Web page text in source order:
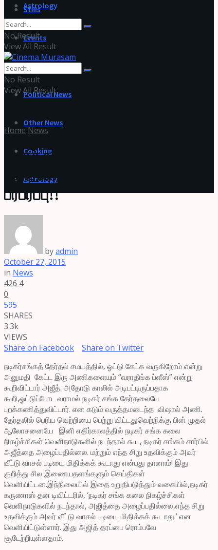
Stills
Events
Videos
Political News
Other News
Cooking
Astrology
Astrology
No Result
View All Result
No Result
View All Result
Home News
நடிகர் சங்கத்துடன் அஜித்
மோதலா! கருனாஸ் டிவிட்டர்
பரபரப்பு!!
byadmin
October 27, 2015
in News
426 4
0
595
SHARES
3.3k
VIEWS
Share on Facebook
Share on Twitter
நடிகர்சங்கத் தேர்தல் சமயத்தில், ஓட்டு கேட்க வருகிறோம் என்று
அனுமதி கேட்ட இரு அணிகளையும் “வராதீங்க ப்ளீஸ்” என்று
கூறிவிட்டார் அஜீத். அதோடு காலில் அடிபட்டிருப்பதாக
கூறி,ஓட்டுப்போட வராமல் நடிகர் சங்க தேர்தலையே
புறக்கணித்துவிட்டார். என கடும் வருத்தமடைந்த விஷால் அணி.
தேர்தலில் பெரிய வெற்றியை பெற்று விட்டதுவெற்றிக்கு பின் முதல்
ஆலோசனையே இனி எதிர்காலத்தில் நடிகர் சங்க கலை
நிகழ்ச்சிகள் வெளிநாடுகளில் நடந்தால் கூட, நடிகர் சங்கம் சார்பில்
அஜீத்தை அழைப்பதில்லை. மற்றும் எந்த சிறு உதவிக்கும் அவர்
வீட்டு வாசல் படியை மிதிக்கக் கூடாது என்பது தானாம்! இது
குறித்து சில இணையதளங்களும் செய்திகள்
வெளியிட்டன.இந்நிலையில் இதை உறுதிபடுத்தும் வகையில்,நடிகர்
கருணாஸ் தன டிவிட்டரில், ‘நடிகர் சங்க கலை நிகழ்ச்சிகள்
வெளிநாடுகளில் நடந்தால், அஜித்தை அழைப்பதில்லை,எந்த சிறு
உதவிக்கும் அவர் வீட்டு வாசல் படியை மிதிக்கக் கூடாது.’ என
வெளியிட்டுள்ளார். இது அஜித் தரப்பை ரொம்பவே
சூடேற்றியுள்ளதாம்.